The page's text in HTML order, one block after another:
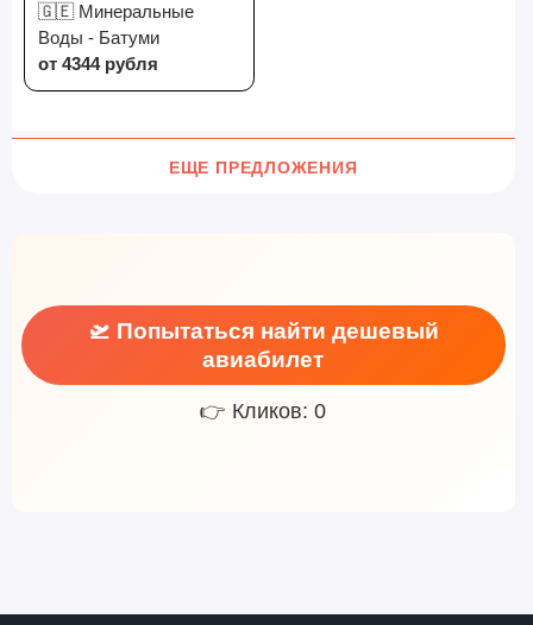
🇬🇪 Минеральные
Воды - Батуми
от 4344 рубля
ЕЩЕ ПРЕДЛОЖЕНИЯ
🛫 Попытаться найти дешевый
авиабилет
👉 Кликов: 0